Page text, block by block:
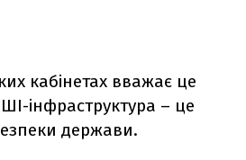
кабінетах вважає це
інфраструктура – це
держави.